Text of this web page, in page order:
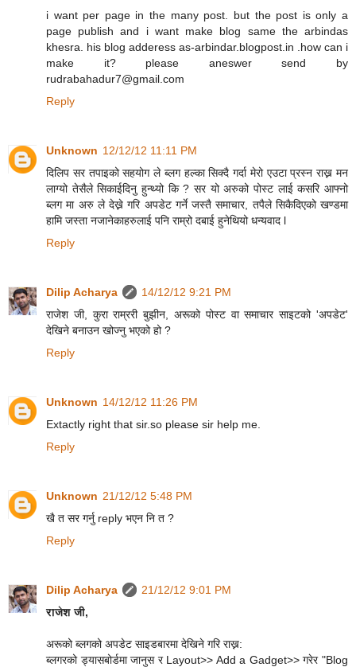
i want per page in the many post. but the post is only a
page publish and i want make blog same the arbindas
khesra. his blog adderess as-arbindar.blogpost.in .how can i
make it? please aneswer send by
rudrabahadur7@gmail.com
Reply
Unknown 12/12/12 11:11 PM
दिलिप सर तपाइको सहयोग ले ब्लग हल्का सिक्दै गर्दा मेरो एउटा प्रस्न राख्न मन
लाग्यो तेसैले सिकाईदिनु हुन्थ्यो कि ? सर यो अरुको पोस्ट लाई कसरि आफ्नो
ब्लग मा अरु ले देख्ने गरि अपडेट गर्ने जस्तै समाचार, तपैले सिकैदिएको खण्डमा
हामि जस्ता नजानेकाहरुलाई पनि राम्रो दबाई हुनेथियो धन्यवाद l
Reply
Dilip Acharya
14/12/12 9:21 PM
राजेश जी, कुरा राम्ररी बुझीन, अरूको पोस्ट वा समाचार साइटको 'अपडेट'
देखिने बनाउन खोज्नु भएको हो ?
Reply
Unknown 14/12/12 11:26 PM
Extactly right that sir.so please sir help me.
Reply
Unknown 21/12/12 5:48 PM
खै त सर गर्नु reply भएन नि त ?
Reply
Dilip Acharya
21/12/12 9:01 PM
राजेश जी,
अरूको ब्लगको अपडेट साइडबारमा देखिने गरि राख्न:
ब्लगरको ड्यासबोर्डमा जानुस र Layout>> Add a Gadget>> गरेर "Blog